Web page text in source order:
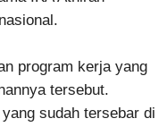
program kerja yang
tersebut.
sudah tersebar di